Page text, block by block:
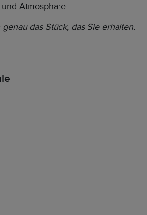
Atmosphäre.
das Stück, das Sie erhalten.